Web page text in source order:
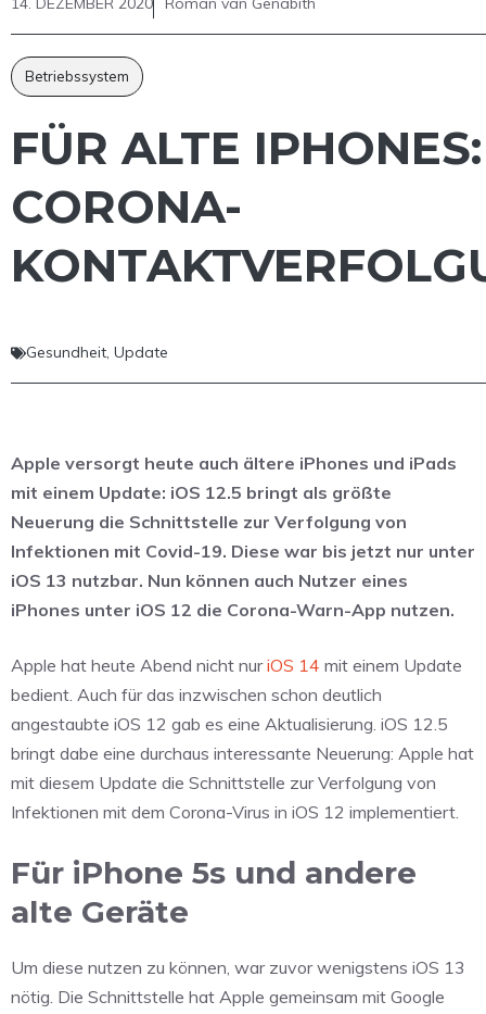
Betriebssystem
FÜR ALTE
CORONA-
Gesundheit, Update
Apple versorgt heute auch ältere iPhones und iPads
mit einem Update: iOS 12.5 bringt als größte
Neuerung die Schnittstelle zur Verfolgung von
Infektionen mit Covid-19. Diese war bis jetzt nur unter
iOS 13 nutzbar. Nun können auch Nutzer eines
iPhones unter iOS 12 die Corona-Warn-App nutzen.
Apple hat heute Abend nicht nuriOS 14 mit einem Update
bedient. Auch für das inzwischen schon deutlich
angestaubte iOS 12 gab es eine Aktualisierung. iOS 12.5
bringt dabe eine durchaus interessante Neuerung: Apple hat
mit diesem Update die Schnittstelle zur Verfolgung von
Infektionen mit dem Corona-Virus in iOS 12 implementiert.
Für iPhone 5s und andere
alte Geräte
Um diese nutzen zu können, war zuvor wenigstens iOS 13
nötig. Die Schnittstelle hat Apple gemeinsam mit Google